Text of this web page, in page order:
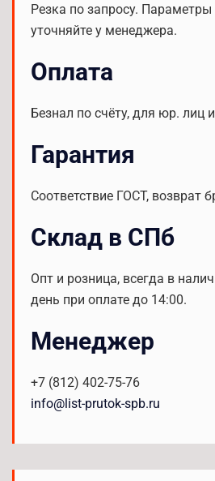
Резка по запросу. Параметры
уточняйте у менеджера.
Оплата
Безнал по счёту, для юр. лиц
Гарантия
Соответствие ГОСТ, возврат
Склад в СПб
Опт и розница, всегда в
день при оплате до 14:00.
Менеджер
+7 (812) 402-75-76
info@list-prutok-spb.ru